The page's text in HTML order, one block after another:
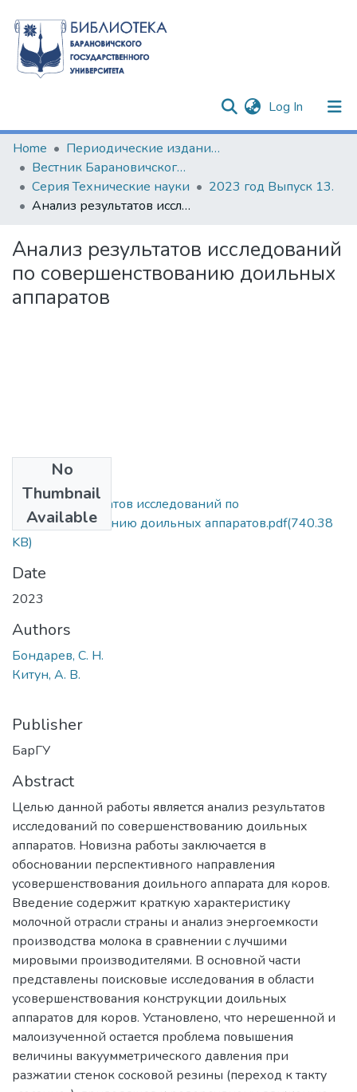
Log In (current)
Communities & Collections
All of DSpace
Statistics
Home
Периодические издания БарГУ
Вестник Барановичского государственного университета
Серия Технические науки
2023 год Выпуск 13.
Анализ результатов исследований по совершенствованию доильных аппаратов
Анализ результатов исследований
по совершенствованию доильных
аппаратов
No
Thumbnail
Available
Анализ результатов исследований по
совершенствованию доильных аппаратов.pdf(740.38
KB)
Date
2023
Authors
Бондарев, С. Н.
Китун, А. В.
Publisher
БарГУ
Abstract
Целью данной работы является анализ результатов
исследований по совершенствованию доильных
аппаратов. Новизна работы заключается в
обосновании перспективного направления
усовершенствования доильного аппарата для коров.
Введение содержит краткую характеристику
молочной отрасли страны и анализ энергоемкости
производства молока в сравнении с лучшими
мировыми производителями. В основной части
представлены поисковые исследования в области
усовершенствования конструкции доильных
аппаратов для коров. Установлено, что нерешенной и
малоизученной остается проблема повышения
величины вакуумметрического давления при
разжатии стенок сосковой резины (переход к такту